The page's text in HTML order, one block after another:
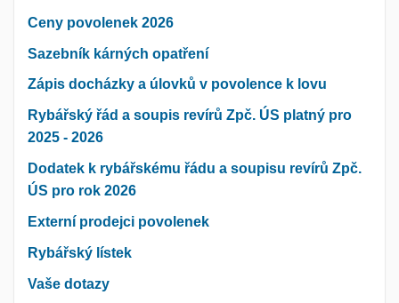
Ceny povolenek 2026
Sazebník kárných opatření
Zápis docházky a úlovků v povolence k lovu
Rybářský řád a soupis revírů Zpč. ÚS platný pro
2025 - 2026
Dodatek k rybářskému řádu a soupisu revírů Zpč.
ÚS pro rok 2026
Externí prodejci povolenek
Rybářský lístek
Vaše dotazy